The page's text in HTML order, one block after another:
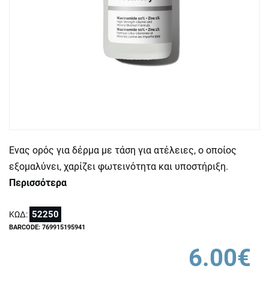
Ενας ορός για δέρμα με τάση για ατέλειες, ο οποίος
εξομαλύνει, χαρίζει φωτεινότητα και υποστήριξη.
Περισσότερα
ΚΩΔ: 52250
BARCODE: 769915195941
6.00€